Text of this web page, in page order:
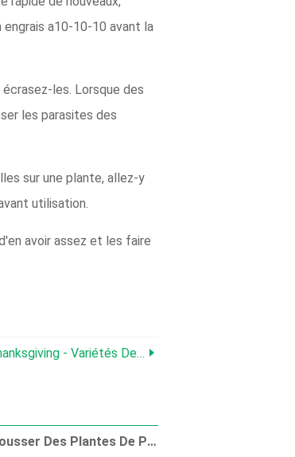
a10-10-10 avant la
les. Lorsque des
les parasites des
sur une plante, allez-y
utilisation.
avoir assez et les faire
De Courges Heirloom À Essayer
Comment Faire Pousser Des Plantes De Poisson Rouge À La Maison | Le Guide Complet